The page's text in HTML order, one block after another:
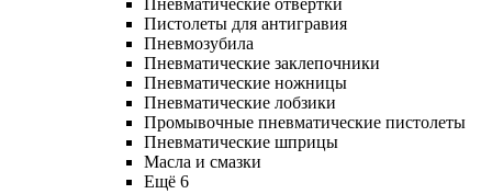
Пневматические отвертки
Пистолеты для антигравия
Пневмозубила
Пневматические заклепочники
Пневматические ножницы
Пневматические лобзики
Промывочные пневматические пистолеты
Пневматические шприцы
Масла и смазки
Ещё 6